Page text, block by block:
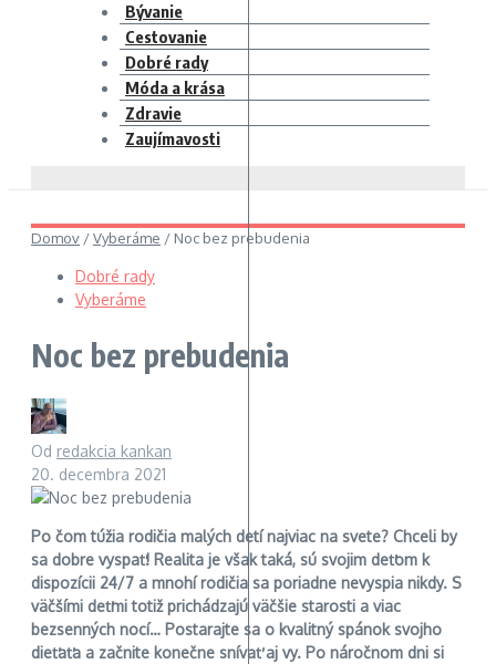
Bývanie
Cestovanie
Dobré rady
Móda a krása
Zdravie
Zaujímavosti
Domov /Vyberáme / Noc bez prebudenia
Dobré rady
Vyberáme
Noc bez prebudenia
Od redakcia kankan
20. decembra 2021
Po čom túžia rodičia malých detí najviac na svete? Chceli by
sa dobre vyspať! Realita je však taká, sú svojim deťom k
dispozícii 24/7 a mnohí rodičia sa poriadne nevyspia nikdy. S
väčšími deťmi totiž prichádzajú väčšie starosti a viac
bezsenných nocí… Postarajte sa o kvalitný spánok svojho
dieťaťa a začnite konečne snívať aj vy. Po náročnom dni si